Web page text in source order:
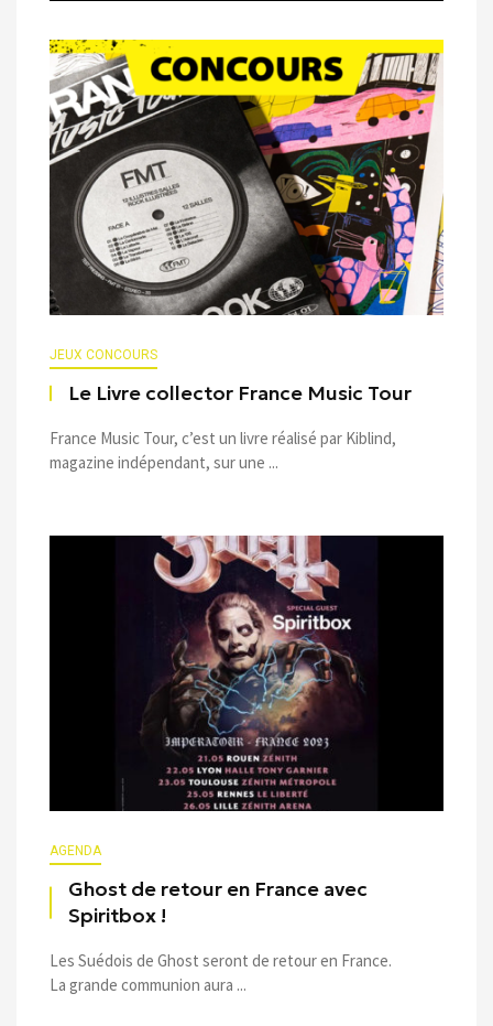
JEUX CONCOURS
Le Livre collector France Music Tour
France Music Tour, c’est un livre réalisé par Kiblind,
magazine indépendant, sur une ...
AGENDA
Ghost de retour en France avec
Spiritbox !
Les Suédois de Ghost seront de retour en France.
La grande communion aura ...